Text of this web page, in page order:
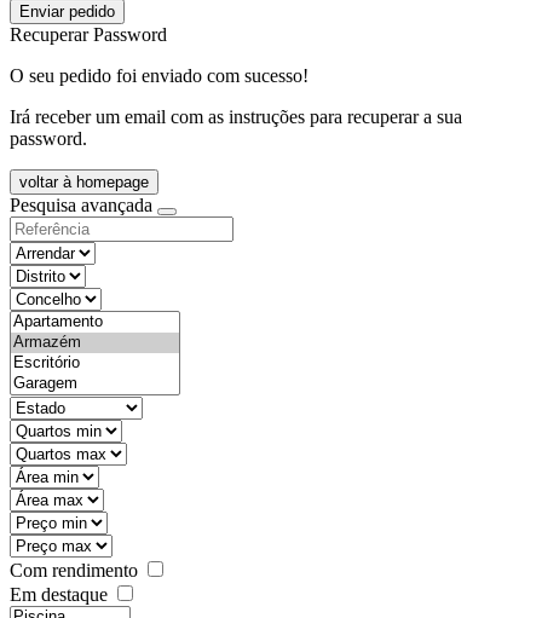
Enviar pedido
Recuperar Password
O seu pedido foi enviado com sucesso!
Irá receber um email com as instruções para recuperar a sua
password.
voltar à homepage
Pesquisa avançada
objective
districtId
countyId
types
state
mintypo
maxtypo
minarea
maxarea
minprice
maxprice
Com rendimento
Em destaque